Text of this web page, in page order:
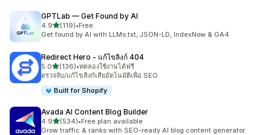
GPTLab — Get Found by AI
4.9เต็ม 5 ดาว
(119)
ทั้งหมด 119 รีวิว
•Free
Get found by AI with LLMs.txt, JSON-LD, IndexNow & GA4
Redirect Hero ‑ แก้ไขลิงก์ 404
5.0เต็ม 5 ดาว
(136)
ทั้งหมด 136 รีวิว
•ทดลองใช้งานได้ฟรี
ตรวจจับ/แก้ไขลิงก์เสียอัตโนมัติเพื่อ SEO
Built for Shopify
Avada AI Content Blog Builder
4.9เต็ม 5 ดาว
(534)
ทั้งหมด 534 รีวิว
•Free plan available
Grow traffic & ranks with SEO-ready AI blog content generator